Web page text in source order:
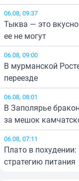
06.08, 09:37
Тыква — это
ее не могут
06.08, 09:00
В мурманской
переезде
06.08, 08:01
В Заполярье
за мешок
06.08, 07:11
Плато в
стратегию питания